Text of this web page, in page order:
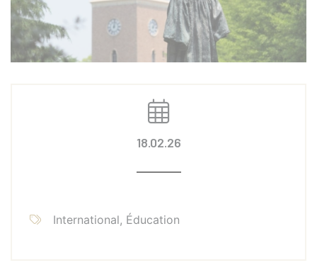
18.02.26
International, Éducation